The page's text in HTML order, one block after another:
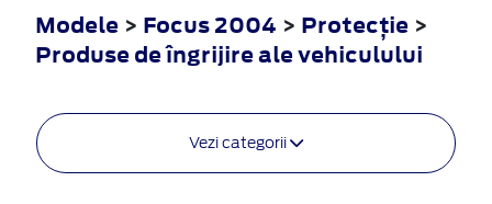
Modele > Focus 2004 > Protecţie >
Produse de îngrijire ale vehiculului
Vezi categorii